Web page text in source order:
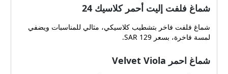
شماغ فلفت إليت أحمر كلاسيك 24
شماغ فلفت فاخر بتشطيب كلاسيكي، مثالي للمناسبات ويضفي
لمسة فاخرة، بسعر 129 SAR.
شماغ احمر Velvet Viola